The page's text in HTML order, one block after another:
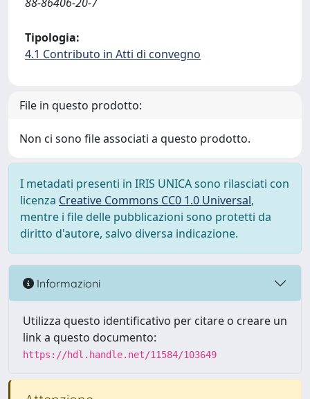
Tipologia:
4.1 Contributo in Atti di convegno
File in questo prodotto:
Non ci sono file associati a questo prodotto.
I metadati presenti in IRIS UNICA sono rilasciati con
licenza Creative Commons CC0 1.0 Universal,
mentre i file delle pubblicazioni sono protetti da
diritto d'autore, salvo diversa indicazione.
Informazioni
Utilizza questo identificativo per citare o creare un
link a questo documento:
https://hdl.handle.net/11584/103649